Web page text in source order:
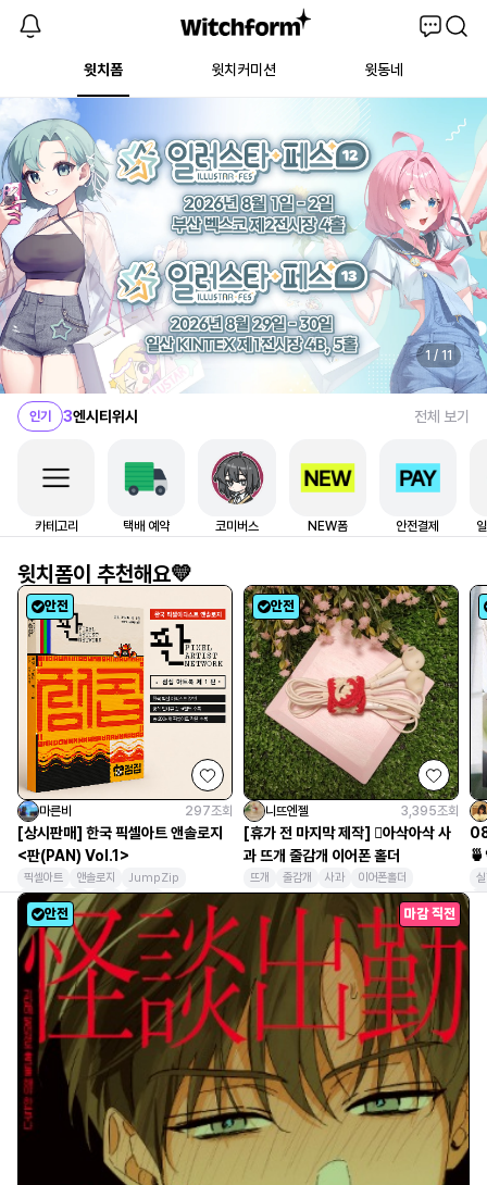
윗치폼 윗치커미션 윗동네
1 / 11
인기
1괴담출근
화산귀환
3엔시티위시
4스텔라이브
5 보이넥스트도어
6블루아카이브
7
8플레이브
9통판
10 림버스
전체 보기
카테고리 택배 예약 코미버스 NEW폼 안전결제
윗치폼이 추천해요💛
안전
마른비 297조회
[상시판매] 한국 픽셀아트 앤솔로지
<판(PAN) Vol.1>
픽셀아트 앤솔로지
JumpZip
픽셀아티스트
점집 아트북
안전
니뜨엔젤 3,395조회
[휴가 전 마지막 제작] 🫝아삭아삭 사
과 뜨개 줄감개 이어폰 홀더
뜨개 줄감개 사과 이어폰홀더
안전 마감 직전